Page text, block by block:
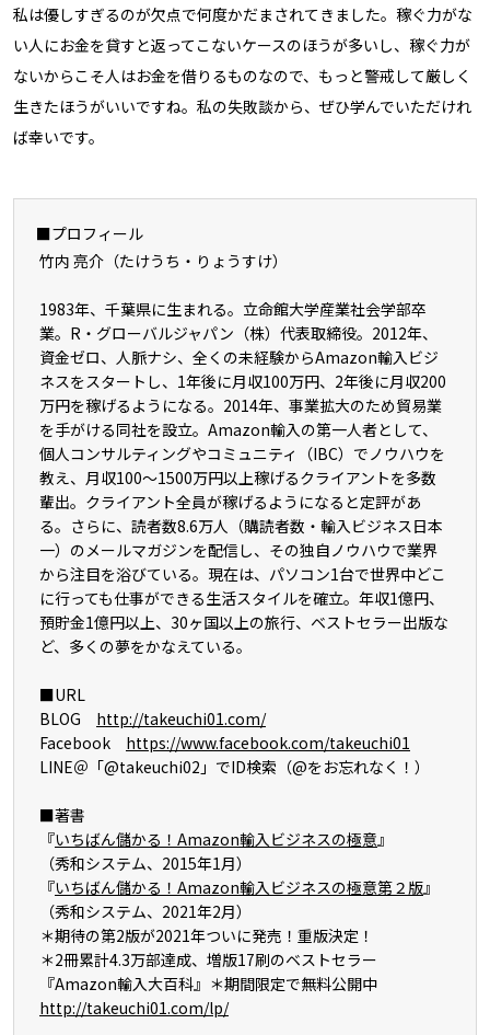
私は優しすぎるのが欠点で何度かだまされてきました。稼ぐ力がな
い人にお金を貸すと返ってこないケースのほうが多いし、稼ぐ力が
ないからこそ人はお金を借りるものなので、もっと警戒して厳しく
生きたほうがいいですね。私の失敗談から、ぜひ学んでいただけれ
ば幸いです。
■プロフィール
竹内 亮介（たけうち・りょうすけ）
1983年、千葉県に生まれる。立命館大学産業社会学部卒
業。R・グローバルジャパン（株）代表取締役。2012年、
資金ゼロ、人脈ナシ、全くの未経験からAmazon輸入ビジ
ネスをスタートし、1年後に月収100万円、2年後に月収200
万円を稼げるようになる。2014年、事業拡大のため貿易業
を手がける同社を設立。Amazon輸入の第一人者として、
個人コンサルティングやコミュニティ（IBC）でノウハウを
教え、月収100～1500万円以上稼げるクライアントを多数
輩出。クライアント全員が稼げるようになると定評があ
る。さらに、読者数8.6万人（購読者数・輸入ビジネス日本
一）のメールマガジンを配信し、その独自ノウハウで業界
から注目を浴びている。現在は、パソコン1台で世界中どこ
に行っても仕事ができる生活スタイルを確立。年収1億円、
預貯金1億円以上、30ヶ国以上の旅行、ベストセラー出版な
ど、多くの夢をかなえている。
■URL
BLOG http://takeuchi01.com/
Facebook https://www.facebook.com/takeuchi01
LINE＠「@takeuchi02」でID検索（@をお忘れなく！）
■著書
『いちばん儲かる！Amazon輸入ビジネスの極意』
（秀和システム、2015年1月）
『いちばん儲かる！Amazon輸入ビジネスの極意第２版』
（秀和システム、2021年2月）
＊期待の第2版が2021年ついに発売！重版決定！
＊2冊累計4.3万部達成、増版17刷のベストセラー
『Amazon輸入大百科』＊期間限定で無料公開中
http://takeuchi01.com/lp/